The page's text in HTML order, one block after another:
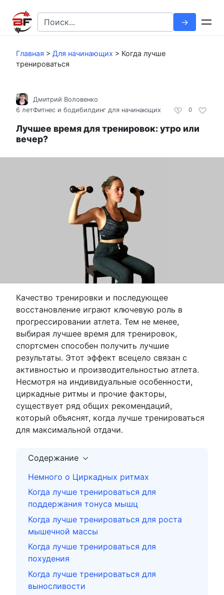
контенту
Search
for:
Главная > Для начинающих > Когда лучше
тренироваться
0
Дмитрий Воловенко
6 летФитнес и бодибилдинг для начинающих
Лучшее время для тренировок: утро или
вечер?
Качество тренировки и последующее
восстановление играют ключевую роль в
прогрессировании атлета. Тем не менее,
выбирая лучшее время для тренировок,
спортсмен способен получить лучшие
результаты. Этот эффект всецело связан с
активностью и производительностью атлета.
Несмотря на индивидуальные особенности,
циркадные ритмы и прочие факторы,
существует ряд общих рекомендаций,
который объяснят, когда лучше тренироваться
для максимальной отдачи.
Содержание
Немного о Циркадных ритмах
Когда лучше тренироваться для
поддержания тонуса мышц
Когда лучше тренироваться для роста
мышечной массы
Когда лучше тренироваться для
похудения
Когда лучше тренироваться для
выносливости